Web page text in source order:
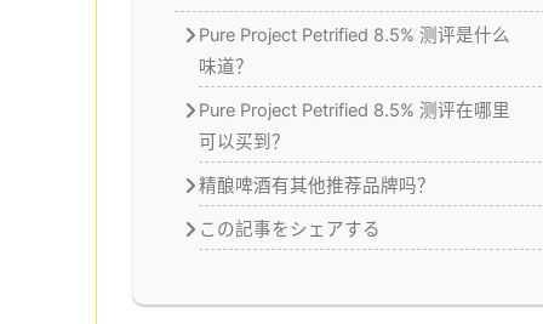
Pure Project Petrified 8.5% 测评是什么
味道？
Pure Project Petrified 8.5% 测评在哪里
可以买到？
精酿啤酒有其他推荐品牌吗？
この記事をシェアする